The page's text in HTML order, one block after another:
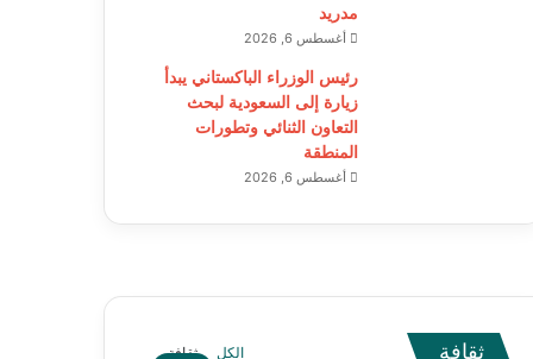
مدريد
أغسطس 6, 2026
رئيس الوزراء الباكستاني يبدأ
زيارة إلى السعودية لبحث
التعاون الثنائي وتطورات
المنطقة
أغسطس 6, 2026
ثقافة الكل ثقافة